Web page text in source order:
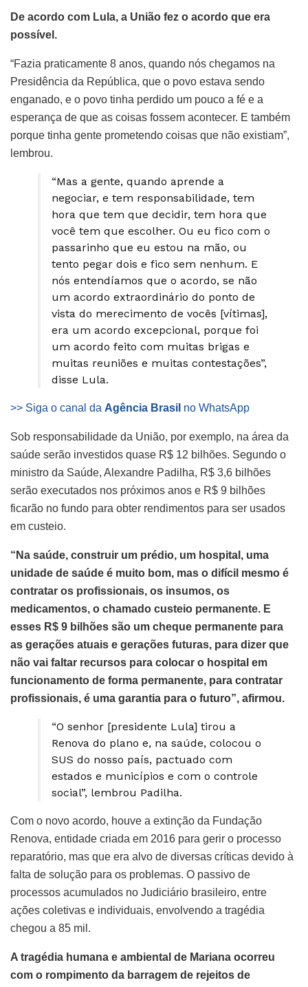
De acordo com Lula, a União fez o acordo que era
possível.
“Fazia praticamente 8 anos, quando nós chegamos na
Presidência da República, que o povo estava sendo
enganado, e o povo tinha perdido um pouco a fé e a
esperança de que as coisas fossem acontecer. E também
porque tinha gente prometendo coisas que não existiam”,
lembrou.
“Mas a gente, quando aprende a
negociar, e tem responsabilidade, tem
hora que tem que decidir, tem hora que
você tem que escolher. Ou eu fico com o
passarinho que eu estou na mão, ou
tento pegar dois e fico sem nenhum. E
nós entendíamos que o acordo, se não
um acordo extraordinário do ponto de
vista do merecimento de vocês [vítimas],
era um acordo excepcional, porque foi
um acordo feito com muitas brigas e
muitas reuniões e muitas contestações”,
disse Lula.
>> Siga o canal da Agência Brasil no WhatsApp
Sob responsabilidade da União, por exemplo, na área da
saúde serão investidos quase R$ 12 bilhões. Segundo o
ministro da Saúde, Alexandre Padilha, R$ 3,6 bilhões
serão executados nos próximos anos e R$ 9 bilhões
ficarão no fundo para obter rendimentos para ser usados
em custeio.
“Na saúde, construir um prédio, um hospital, uma
unidade de saúde é muito bom, mas o difícil mesmo é
contratar os profissionais, os insumos, os
medicamentos, o chamado custeio permanente. E
esses R$ 9 bilhões são um cheque permanente para
as gerações atuais e gerações futuras, para dizer que
não vai faltar recursos para colocar o hospital em
funcionamento de forma permanente, para contratar
profissionais, é uma garantia para o futuro”, afirmou.
“O senhor [presidente Lula] tirou a
Renova do plano e, na saúde, colocou o
SUS do nosso país, pactuado com
estados e municípios e com o controle
social”, lembrou Padilha.
Com o novo acordo, houve a extinção da Fundação
Renova, entidade criada em 2016 para gerir o processo
reparatório, mas que era alvo de diversas críticas devido à
falta de solução para os problemas. O passivo de
processos acumulados no Judiciário brasileiro, entre
ações coletivas e individuais, envolvendo a tragédia
chegou a 85 mil.
A tragédia humana e ambiental de Mariana ocorreu
com o rompimento da barragem de rejeitos de